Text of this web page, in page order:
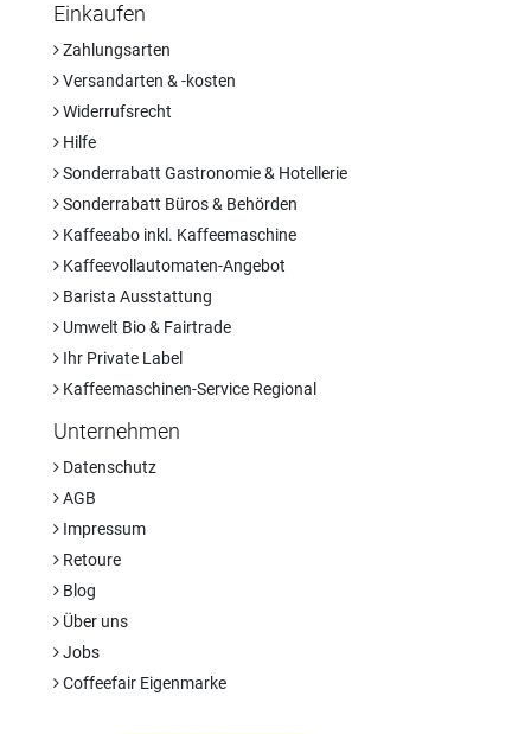
Einkaufen
Zahlungsarten
Versandarten & -kosten
Widerrufsrecht
Hilfe
Sonderrabatt Gastronomie & Hotellerie
Sonderrabatt Büros & Behörden
Kaffeeabo inkl. Kaffeemaschine
Kaffeevollautomaten-Angebot
Barista Ausstattung
Umwelt Bio & Fairtrade
Ihr Private Label
Kaffeemaschinen-Service Regional
Unternehmen
Datenschutz
AGB
Impressum
Retoure
Blog
Über uns
Jobs
Coffeefair Eigenmarke